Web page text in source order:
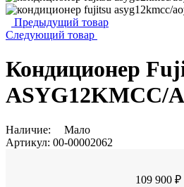
Предыдущий товар
Следующий товар
Кондиционер
ASYG12KMCC/
Наличие:
Мало
Артикул: 00-00002062
109 900 ₽